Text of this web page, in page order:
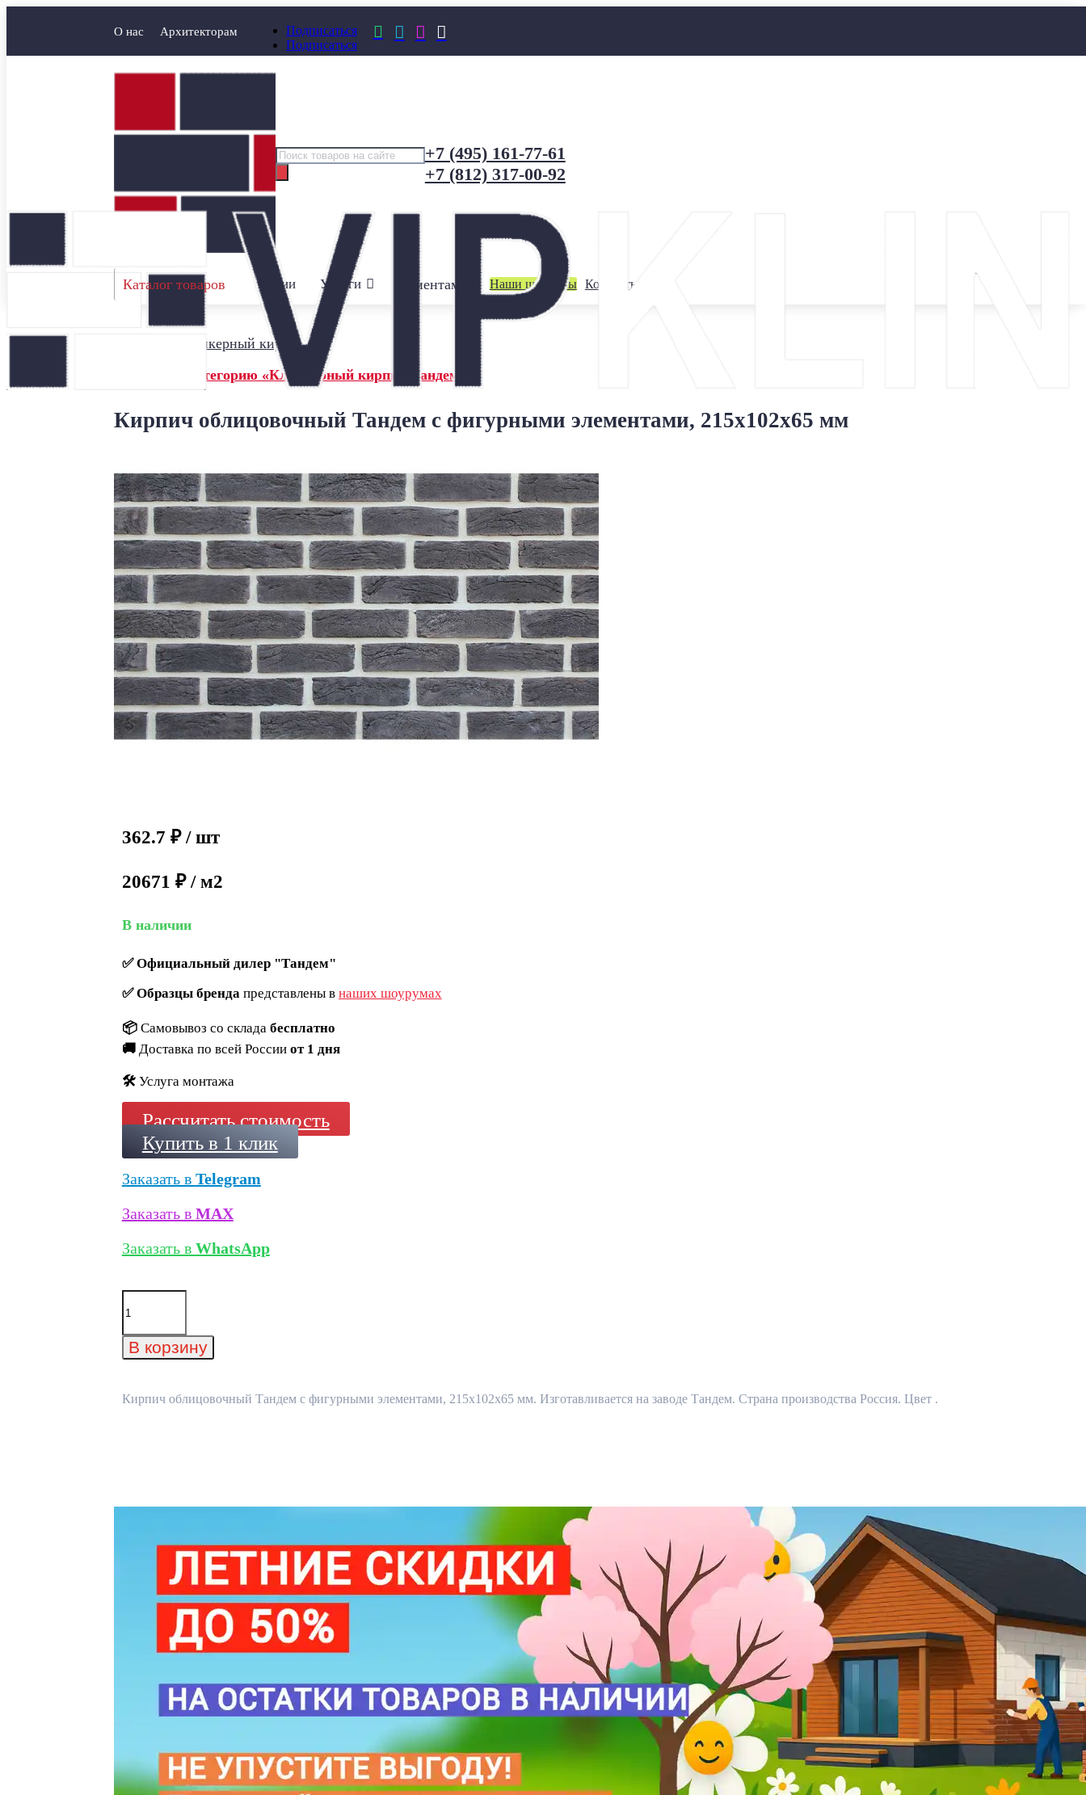
О нас Архитекторам
Подписаться
Подписаться
   
Поиск
товаров
+7 (495) 161-77-61
+7 (812) 317-00-92
Каталог товаров Акции Услуги Клиентам Наши шоурумы Контакты
Клинкерный кирпич/
← Назад в категорию «Клинкерный кирпич Тандем»
Кирпич облицовочный Тандем с фигурными элементами, 215x102x65 мм
362.7 ₽ / шт
20671 ₽ / м2
В наличии
✅Официальный дилер "Тандем"
✅Образцы брендапредставлены в наших шоурумах
📦 Самовывоз со склада бесплатно
🚚 Доставка по всей России от 1 дня
🛠️ Услуга монтажа
Рассчитать стоимость
Купить в 1 клик
Заказать в Telegram
Заказать в MAX
Заказать в WhatsApp
Количество
товара
облицовочный
Тандем
элементами,
В корзину
Кирпич облицовочный Тандем с фигурными элементами, 215x102x65 мм. Изготавливается на заводе Тандем. Страна производства Россия. Цвет .